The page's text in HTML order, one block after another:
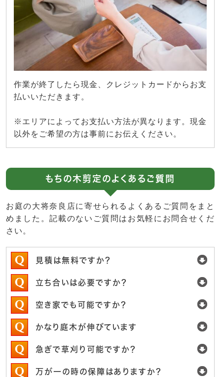
作業が終了したら現金、クレジットカードからお支
払いいただきます。
※エリアによってお支払い方法が異なります。現金
以外をご希望の方は事前にお伝えください。
もちの木剪定のよくあるご質問
お庭の大将奈良店に寄せられるよくあるご質問をまと
めました。記載のないご質問はお気軽にお問合せくだ
さい。
見積は無料ですか？
立ち合いは必要ですか？
空き家でも可能ですか？
かなり庭木が伸びています
急ぎで草刈り可能ですか？
万が一の時の保障はありますか？